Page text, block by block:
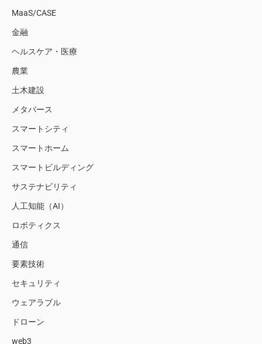
MaaS/CASE
金融
ヘルスケア・医療
農業
土木建設
メタバース
スマートシティ
スマートホーム
スマートビルディング
サステナビリティ
人工知能（AI）
ロボティクス
通信
要素技術
セキュリティ
ウェアラブル
ドローン
web3